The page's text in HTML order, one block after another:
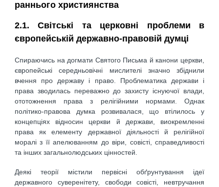
раннього християнства
2.1. Світські та церковні проблеми в
європейській державно-правовій думці
Спираючись на догмати Святого Письма й канони церкви,
європейські середньовічні мислителі значно збіднили
вчення про державу і право. Проблематика держави і
права зводилась переважно до захисту існуючої влади,
ототожнення права з релігійними нормами. Однак
політико-правова думка розвивалася, що втілилось у
концепціях відносин церкви й держави, виокремленні
права як елементу державної діяльності й релігійної
моралі з її апелюванням до віри, совісті, справедливості
та інших загальнолюдських цінностей.
Деякі теорії містили первісні обґрунтування ідеї
державного суверенітету, свободи совісті, невтручання